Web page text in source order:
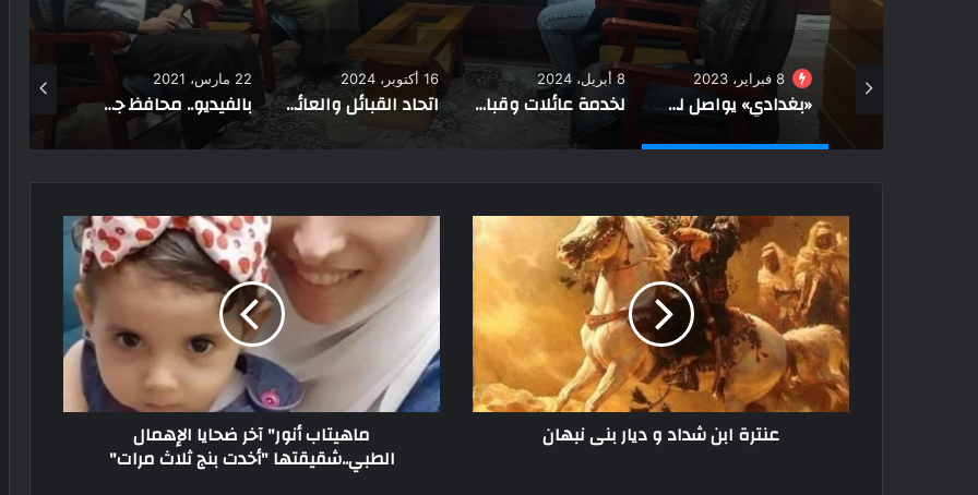
8 أبريل، 2024 16 أكتوبر، 2024
اتحاد القبائل والعائلات المصرية يلتقي رموز المجتمع في أسوان لبحث سبل التنمية والتعاون
22 مارس، 2021
بالفيديو.. محافظ جنوب سيناء يفتتح طريق اللواء مصطفى عفيفي بشرم الشيخ
10 ديسمبر، 2023
5 طرق للاستعلام عن اللجنة الانتخابية لانتخابات 2024
عنترة ابن شداد و ديار بنى نبهان ماهيتاب أنور" آخر ضحايا الإهمال
الطبي..شقيقتها "أخدت بنج ثلاث مرات"